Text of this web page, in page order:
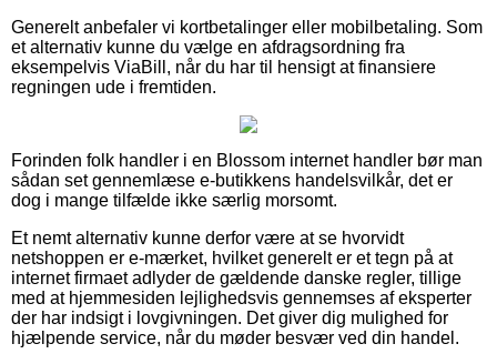
Generelt anbefaler vi kortbetalinger eller mobilbetaling. Som
et alternativ kunne du vælge en afdragsordning fra
eksempelvis ViaBill, når du har til hensigt at finansiere
regningen ude i fremtiden.
Forinden folk handler i en Blossom internet handler bør man
sådan set gennemlæse e-butikkens handelsvilkår, det er
dog i mange tilfælde ikke særlig morsomt.
Et nemt alternativ kunne derfor være at se hvorvidt
netshoppen er e-mærket, hvilket generelt er et tegn på at
internet firmaet adlyder de gældende danske regler, tillige
med at hjemmesiden lejlighedsvis gennemses af eksperter
der har indsigt i lovgivningen. Det giver dig mulighed for
hjælpende service, når du møder besvær ved din handel.